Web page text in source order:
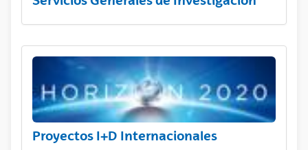
Proyectos I+D Internacionales